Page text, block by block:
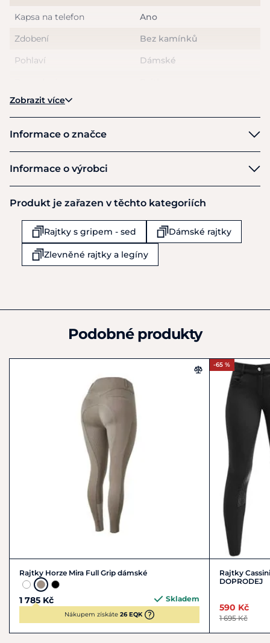
Pokyny k péči: Perte naruby a odděleně na 30 stupňů Celsia
Kapsa na telefon
Ano
Zdobení
Bez kamínků
Pohlaví
Dámské
Zobrazit více
Informace o značce
Informace o výrobci
Equiservis s.r.o.
Obchodní 977
Rudná u Prahy
Česká republika
Produkt je zařazen v těchto kategoriích
Rajtky s gripem - sed Dámské rajtky
Zlevněné rajtky a legíny
Podobné produkty
Rajtky Horze Mira Full Grip dámské
1 785 Kč Skladem
Nákupem získáte 26 EQK
-65 %
Rajtky
DOPRODEJ
590 Kč
1 695 Kč